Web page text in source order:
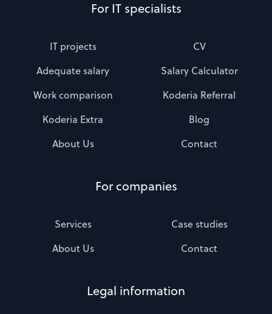
For IT specialists
IT projects
CV
Adequate salary
Salary Calculator
Work comparison
Koderia Referral
Koderia Extra
Blog
About Us
Contact
For companies
Services
Case studies
About Us
Contact
Legal information